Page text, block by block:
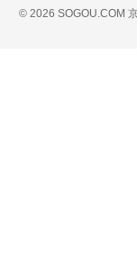
© 2026 SOGOU.COM